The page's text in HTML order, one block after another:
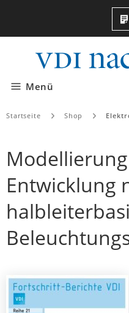
Menü
Startseite Shop
Entwicklung